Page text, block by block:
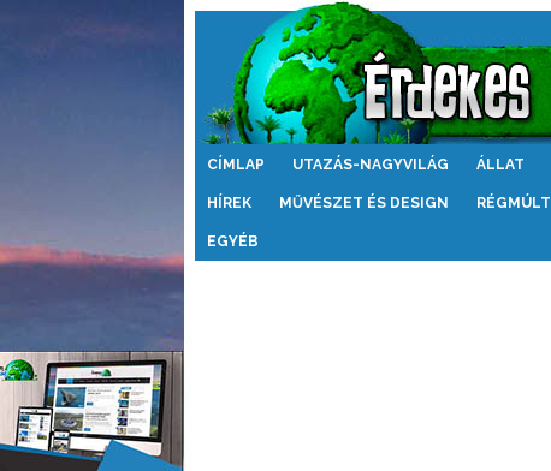
Érdekes
CÍMLAP UTAZÁS-NAGYVILÁG ÁLLAT
HÍREK MŰVÉSZET ÉS DESIGN RÉGMÚLT
EGYÉB